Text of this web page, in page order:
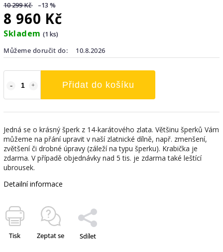
10 299 Kč –13 %
8 960 Kč
Skladem (1 ks)
Můžeme doručit do:
10.8.2026
Přidat do košíku
Jedná se o krásný šperk z 14-karátového zlata. Většinu šperků Vám
můžeme na přání upravit v naší zlatnické dílně, např. zmenšení,
zvětšení či drobné úpravy (záleží na typu šperku). Krabička je
zdarma. V případě objednávky nad 5 tis. je zdarma také leštící
ubrousek.
Detailní informace
Tisk Zeptat se Sdílet